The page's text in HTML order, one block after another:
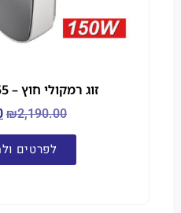
זוג רמקולי חוץ – HARMONY YE55
₪
₪1,990.00
לפרטים ולהשכרה